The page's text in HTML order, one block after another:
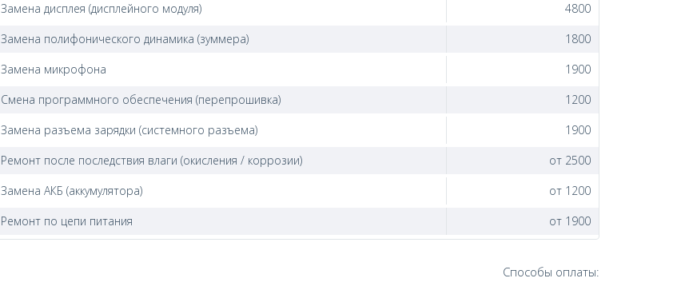
Замена дисплея (дисплейного модуля)
4800
Замена полифонического динамика (зуммера)
1800
Замена микрофона
1900
Смена программного обеспечения (перепрошивка)
1200
Замена разъема зарядки (системного разъема)
1900
Ремонт после последствия влаги (окисления / коррозии)
от 2500
Замена АКБ (аккумулятора)
от 1200
Ремонт по цепи питания
от 1900
Способы оплаты: